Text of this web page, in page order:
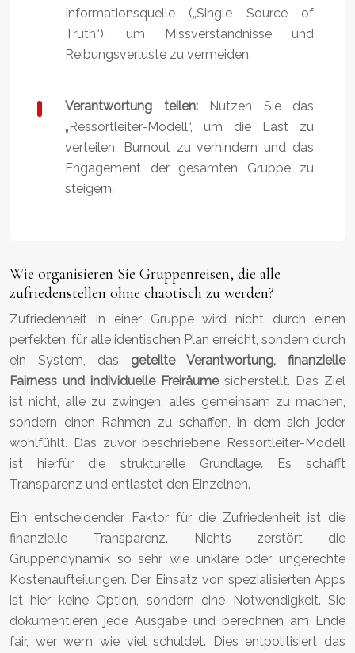
Informationsquelle („Single Source of
Truth“), um Missverständnisse und
Reibungsverluste zu vermeiden.
Verantwortung teilen:Nutzen Sie das
„Ressortleiter-Modell“, um die Last zu
verteilen, Burnout zu verhindern und das
Engagement der gesamten Gruppe zu
steigern.
Wie organisieren Sie Gruppenreisen, die alle
zufriedenstellen ohne chaotisch zu werden?
Zufriedenheit in einer Gruppe wird nicht durch einen
perfekten, für alle identischen Plan erreicht, sondern durch
ein System, das geteilte Verantwortung, finanzielle
Fairness und individuelle Freiräumesicherstellt. Das Ziel
ist nicht, alle zu zwingen, alles gemeinsam zu machen,
sondern einen Rahmen zu schaffen, in dem sich jeder
wohlfühlt. Das zuvor beschriebene Ressortleiter-Modell
ist hierfür die strukturelle Grundlage. Es schafft
Transparenz und entlastet den Einzelnen.
Ein entscheidender Faktor für die Zufriedenheit ist die
finanzielle Transparenz. Nichts zerstört die
Gruppendynamik so sehr wie unklare oder ungerechte
Kostenaufteilungen. Der Einsatz von spezialisierten Apps
ist hier keine Option, sondern eine Notwendigkeit. Sie
dokumentieren jede Ausgabe und berechnen am Ende
fair, wer wem wie viel schuldet. Dies entpolitisiert das